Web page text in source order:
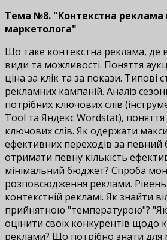
Тема №8. "Контекстна реклама
маркетолога"
Що таке контекстна реклама, де
види та можливості. Поняття
ціна за клік та за покази. Типові
рекламних кампаній. Аналіз
потрібних ключових слів
Tool та Яндекс Wordstat), поняття
ключових слів. Як одержати
ефективних переходів за
отримати певну кількість
мінімальний бюджет? Спроба
розповсюдження реклами. Рівень
контекстній рекламі. Як знайти
прийнятною "температурою"?
оцінити своїх конкурентів щодо
реклами? Що потрібно знати для